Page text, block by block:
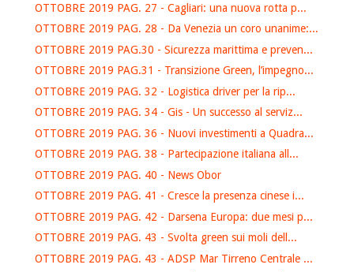
OTTOBRE 2019 PAG. 27 - Cagliari: una nuova rotta p...
OTTOBRE 2019 PAG. 28 - Da Venezia un coro unanime:...
OTTOBRE 2019 PAG.30 - Sicurezza marittima e preven...
OTTOBRE 2019 PAG.31 - Transizione Green, l’impegno...
OTTOBRE 2019 PAG. 32 - Logistica driver per la rip...
OTTOBRE 2019 PAG. 34 - Gis - Un successo al serviz...
OTTOBRE 2019 PAG. 36 - Nuovi investimenti a Quadra...
OTTOBRE 2019 PAG. 38 - Partecipazione italiana all...
OTTOBRE 2019 PAG. 40 - News Obor
OTTOBRE 2019 PAG. 41 - Cresce la presenza cinese i...
OTTOBRE 2019 PAG. 42 - Darsena Europa: due mesi p...
OTTOBRE 2019 PAG. 43 - Svolta green sui moli dell...
OTTOBRE 2019 PAG. 43 - ADSP Mar Tirreno Centrale ...